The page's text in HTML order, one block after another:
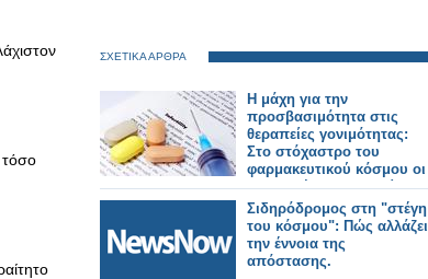
τόσο
ΣΧΕΤΙΚΑ ΑΡΘΡΑ
Η μάχη για την
προσβασιμότητα στις
θεραπείες γονιμότητας:
Στο στόχαστρο του
φαρμακευτικού κόσμου οι
πρακτικές της εταιρείας
Merck
Σιδηρόδρομος στη "στέγη
του κόσμου": Πώς αλλάζει
την έννοια της
απόστασης.